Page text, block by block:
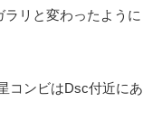
リと変わったように
コンビはDsc付近にあ